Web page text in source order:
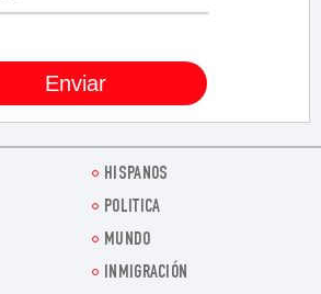
HISPANOS
POLITICA
MUNDO
INMIGRACIÓN